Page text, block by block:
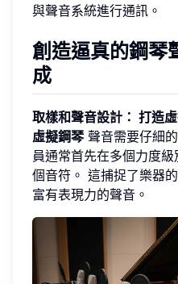
與聲音系統進行通訊。
創造逼真的鋼琴
成
取樣和聲音設計： 打造
虛擬鋼琴聲音需要仔細
員通常首先在多個力度
個音符。 這捕捉了樂器
富有表現力的聲音。